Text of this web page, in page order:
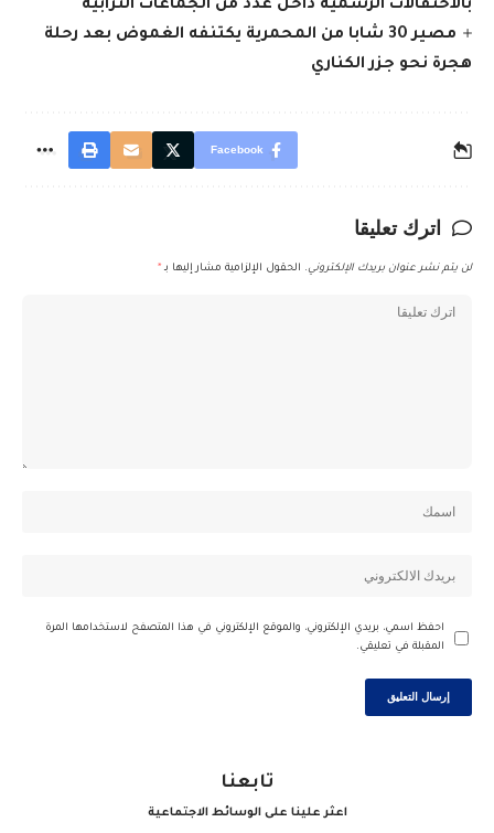
بالاحتفالات الرسمية داخل عدد من الجماعات الترابية
مصير 30 شابا من المحمرية يكتنفه الغموض بعد رحلة
هجرة نحو جزر الكناري
Facebook
اترك تعليقا
لن يتم نشر عنوان بريدك الإلكتروني. الحقول الإلزامية مشار إليها بـ *
احفظ اسمي، بريدي الإلكتروني، والموقع الإلكتروني في هذا المتصفح لاستخدامها المرة
المقبلة في تعليقي.
تابعنا
اعثر علينا على الوسائط الاجتماعية